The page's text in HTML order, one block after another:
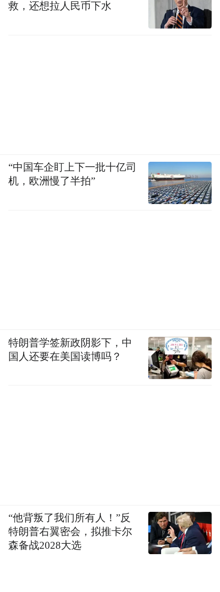
救，还想拉人民币下水
“中国车企盯上下一批十亿司
机，欧洲慢了半拍”
特朗普学签新政阴影下，中
国人还要在美国读博吗？
“他背叛了我们所有人！”反
特朗普右翼密会，拟推卡尔
森备战2028大选